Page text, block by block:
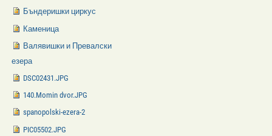
Бъндеришки циркус
Каменица
Валявишки и Превалски
езера
DSC02431.JPG
140.Momin dvor.JPG
spanopolski-ezera-2
PIC05502.JPG